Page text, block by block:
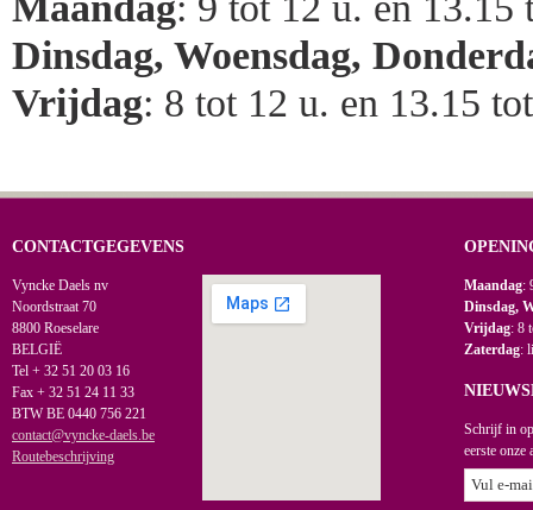
Dinsdag, Woensdag,
Vrijdag: 8 tot 12 u. en 13.15
CONTACTGEGEVENS
Vyncke Daels nv
Noordstraat 70
8800 Roeselare
BELGIË
Tel + 32 51 20 03 16
Fax + 32 51 24 11 33
BTW BE 0440 756 221
contact@vyncke-daels.be
Routebeschrijving
Maandag:
Dinsdag,
Vrijdag: 8
Zaterdag:
Schrijf in
eerste onze